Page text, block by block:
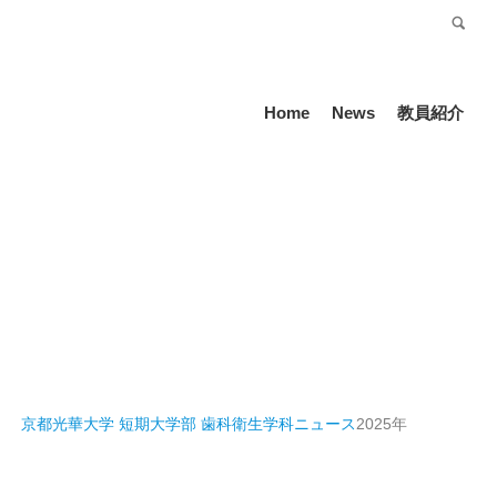
Home News 教員紹介
京都光華大学 短期大学部 歯科衛生学科ニュース2025年